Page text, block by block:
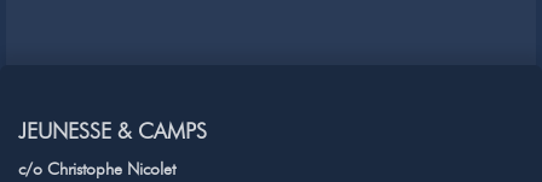
JEUNESSE & CAMPS
c/o Christophe Nicolet